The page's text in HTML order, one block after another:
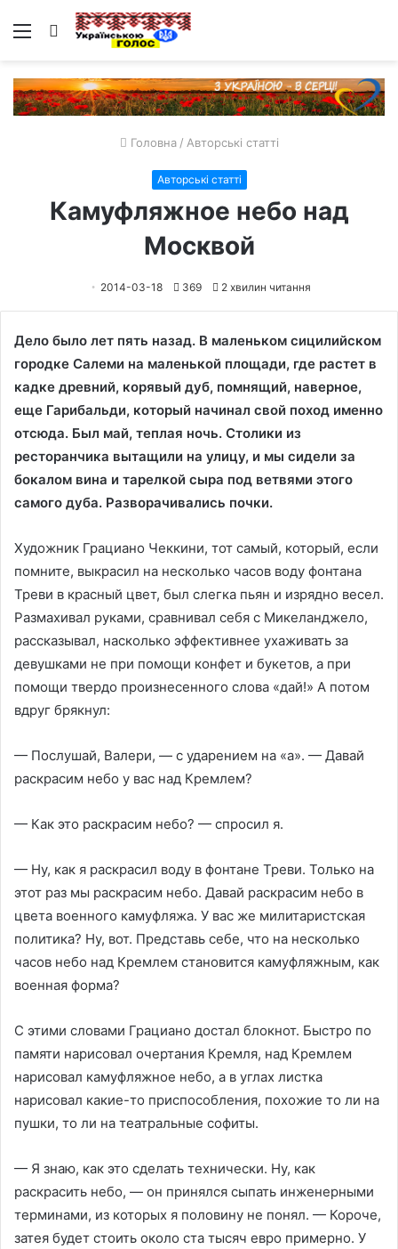
Меню Пошук
Головна / Авторські статті
Авторські статті
Камуфляжное небо над
Москвой
2014-03-18 369 2 хвилин читання
Дело было лет пять назад. В маленьком сицилийском
городке Салеми на маленькой площади, где растет в
кадке древний, корявый дуб, помнящий, наверное,
еще Гарибальди, который начинал свой поход именно
отсюда. Был май, теплая ночь. Столики из
ресторанчика вытащили на улицу, и мы сидели за
бокалом вина и тарелкой сыра под ветвями этого
самого дуба. Разворачивались почки.
Художник Грациано Чеккини, тот самый, который, если
помните, выкрасил на несколько часов воду фонтана
Треви в красный цвет, был слегка пьян и изрядно весел.
Размахивал руками, сравнивал себя с Микеланджело,
рассказывал, насколько эффективнее ухаживать за
девушками не при помощи конфет и букетов, а при
помощи твердо произнесенного слова «дай!» А потом
вдруг брякнул:
— Послушай, Валери, — с ударением на «а». — Давай
раскрасим небо у вас над Кремлем?
— Как это раскрасим небо? — спросил я.
— Ну, как я раскрасил воду в фонтане Треви. Только на
этот раз мы раскрасим небо. Давай раскрасим небо в
цвета военного камуфляжа. У вас же милитаристская
политика? Ну, вот. Представь себе, что на несколько
часов небо над Кремлем становится камуфляжным, как
военная форма?
С этими словами Грациано достал блокнот. Быстро по
памяти нарисовал очертания Кремля, над Кремлем
нарисовал камуфляжное небо, а в углах листка
нарисовал какие-то приспособления, похожие то ли на
пушки, то ли на театральные софиты.
— Я знаю, как это сделать технически. Ну, как
раскрасить небо, — он принялся сыпать инженерными
терминами, из которых я половину не понял. — Короче,
затея будет стоить около ста тысяч евро примерно. У